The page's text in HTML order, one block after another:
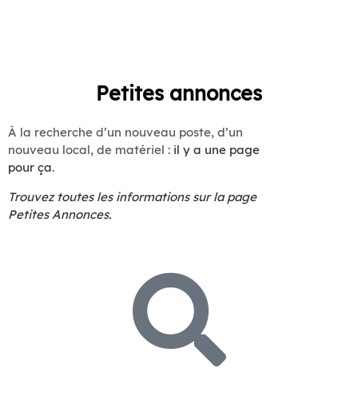
Petites annonces
À la recherche d’un nouveau poste, d’un
nouveau local, de matériel : il y a une page
pour ça.
Trouvez toutes les informations sur la page
Petites Annonces.